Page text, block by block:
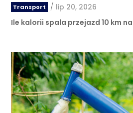
Transport / lip 20, 2026
Ile kalorii spala przejazd 10 km